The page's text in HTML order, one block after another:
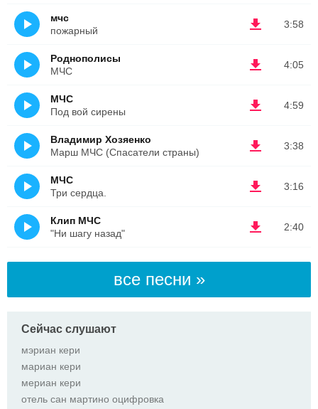
3:58
мчс
пожарный
4:05
Роднополисы
МЧС
4:59
МЧС
Под вой сирены
3:38
Владимир Хозяенко
Марш МЧС (Спасатели страны)
3:16
МЧС
Три сердца.
2:40
Клип МЧС
"Ни шагу назад"
все песни »
Сейчас слушают
мэриан кери
мариан кери
мериан кери
отель сан мартино оцифровка